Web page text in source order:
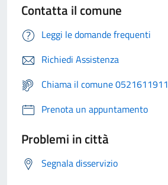
Contatta il comune
Leggi le domande frequenti
Richiedi Assistenza
Chiama il comune 0521611911
Prenota un appuntamento
Problemi in città
Segnala disservizio